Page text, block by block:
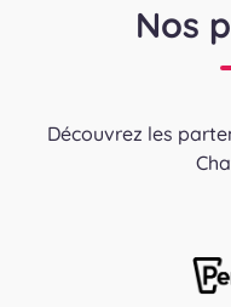
Nos
Découvrez les